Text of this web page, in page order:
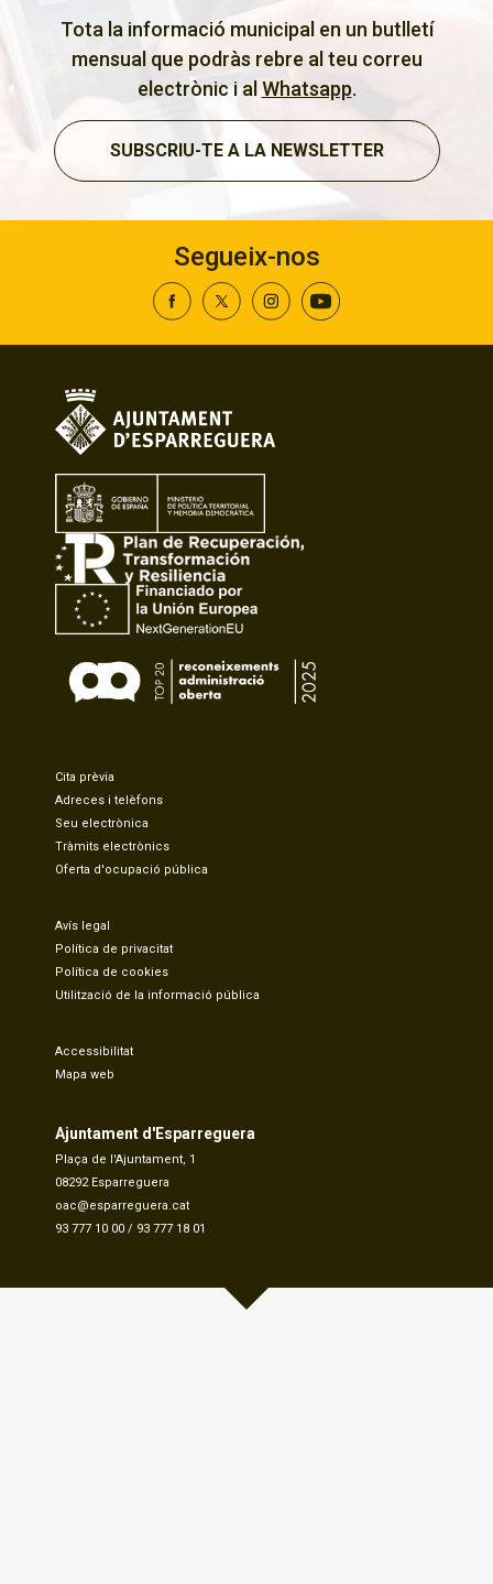
Tota la informació municipal en un butlletí
mensual que podràs rebre al teu correu
electrònic i al Whatsapp.
SUBSCRIU-TE A LA NEWSLETTER
Segueix-nos
Cita prèvia
Adreces i telèfons
Seu electrònica
Tràmits electrònics
Oferta d'ocupació pública
Avís legal
Política de privacitat
Política de cookies
Utilització de la informació pública
Accessibilitat
Mapa web
Ajuntament d'Esparreguera
Plaça de l'Ajuntament, 1
08292 Esparreguera
oac@esparreguera.cat
93 777 10 00 / 93 777 18 01